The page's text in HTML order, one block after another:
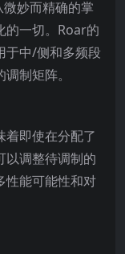
妙而精确的掌
的一切。Roar的
于中/侧和多频段
制矩阵。
着即使在分配了
以调整待调制的
性能可能性和对